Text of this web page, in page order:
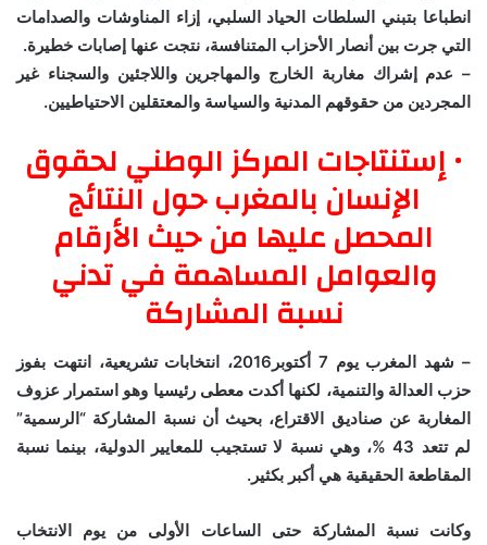
انطباعا بتبني السلطات الحياد السلبي، إزاء المناوشات والصدامات
التي جرت بين أنصار الأحزاب المتنافسة، نتجت عنها إصابات خطيرة.
– عدم إشراك مغاربة الخارج والمهاجرين واللاجئين والسجناء غير
المجردين من حقوقهم المدنية والسياسة والمعتقلين الاحتياطيين.
• إستنتاجات المركز الوطني لحقوق
الإنسان بالمغرب حول النتائج
المحصل عليها من حيث الأرقام
والعوامل المساهمة في تدني
نسبة المشاركة
– شهد المغرب يوم 7 أكتوبر2016، انتخابات تشريعية، انتهت بفوز
حزب العدالة والتنمية، لكنها أكدت معطى رئيسيا وهو استمرار عزوف
المغاربة عن صناديق الاقتراع، بحيث أن نسبة المشاركة “الرسمية”
لم تتعد 43 %، وهي نسبة لا تستجيب للمعايير الدولية، بينما نسبة
المقاطعة الحقيقية هي أكبر بكثير.
وكانت نسبة المشاركة حتى الساعات الأولى من يوم الانتخاب